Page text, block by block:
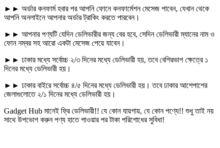
►► অর্ডার কনফার্ম হবার পর আপনি ফোনে কনফার্মেশন মেসেজ পাবেন, যেখান থেকে
আপনি অনলাইনে আপনার অর্ডার ট্রাকিং করতে পারবেন।
►► আপনার পণ্যটি যেদিন ডেলিভারীর জন্য বের হবে, সেদিন ডেলিভারী ম্যানের নাম ও
ফোন নম্বর সহ আরো একটা মেসেজ পেয়ে যাবেন।
►► ঢাকার মধ্যে সর্বোচ্চ ২/৩ দিনের মধ্যে ডেলিভারী হয়, তবে বেশিরভাগ ক্ষেত্রে ১
দিনের মধ্যে ডেলিভারী হয়।
►► ঢাকার বাইরে সর্বোচ্চ ৪/৫ দিনের মধ্যে ডেলিভারী হয়। তবে ঢাকার আশেপাশের
জেলাগুলোতে ২/১ দিনের মধ্যে ডেলিভারী হয়।
Gadget Hub মানেই ফ্রি ডেলিভারী!! যে কোন যায়গায়, যে কোন পণ্যে!! শুধু তাই নয়
সাথে উপভোগ করুন পণ্য হাতে পাওয়ার পর টাকা পরিশোধের সুবিধা!